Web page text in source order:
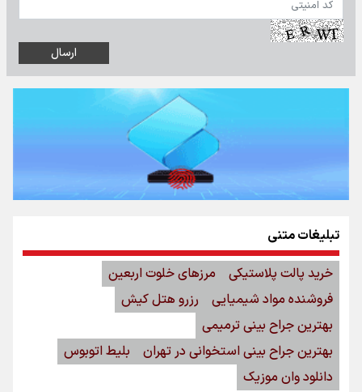
تبلیغات متنی
خرید پالت پلاستیکی
مرزهای خلوت اربعین
فروشنده مواد شیمیایی
رزرو هتل کیش
بهترین جراح بینی ترمیمی
بهترین جراح بینی استخوانی در تهران
بلیط اتوبوس
دانلود وان موزیک